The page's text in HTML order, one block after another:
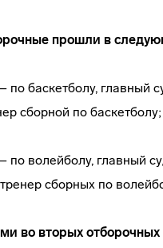
прошли в
по баскетболу, главный
сборной по баскетболу;
по волейболу, главный
сборных по
во вторых отборочных